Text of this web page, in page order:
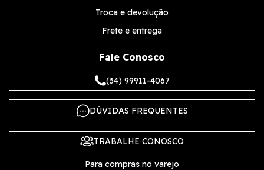
Troca e devolução
Frete e entrega
Fale Conosco
(34) 99911-4067
DÚVIDAS FREQUENTES
TRABALHE CONOSCO
Para compras no varejo